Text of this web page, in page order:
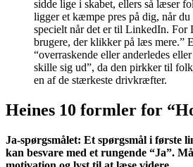
sidde lige i skabet, ellers så læser
ligger et kæmpe pres på dig, når
specielt når det er til LinkedIn. For
brugere, der klikker på læs mere.”
“overraskende eller anderledes
skille sig ud”, da den pirkker til
en af de stærkeste drivkræfter.
Heines 10 formler for
Ja-spørgsmålet: Et spørgsmål i første
kan besvare med et rungende “Ja”.